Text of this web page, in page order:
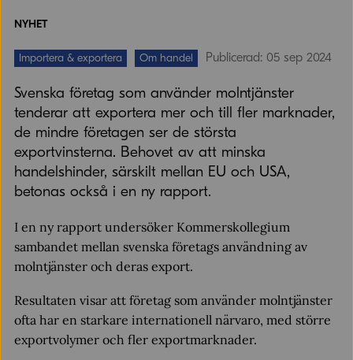
NYHET
Importera & exportera Om handel Publicerad: 05 sep 2024
Svenska företag som använder molntjänster
tenderar att exportera mer och till fler marknader,
de mindre företagen ser de största
exportvinsterna. Behovet av att minska
handelshinder, särskilt mellan EU och USA,
betonas också i en ny rapport.
I en ny rapport undersöker Kommerskollegium
sambandet mellan svenska företags användning av
molntjänster och deras export.
Resultaten visar att företag som använder molntjänster
ofta har en starkare internationell närvaro, med större
exportvolymer och fler exportmarknader.